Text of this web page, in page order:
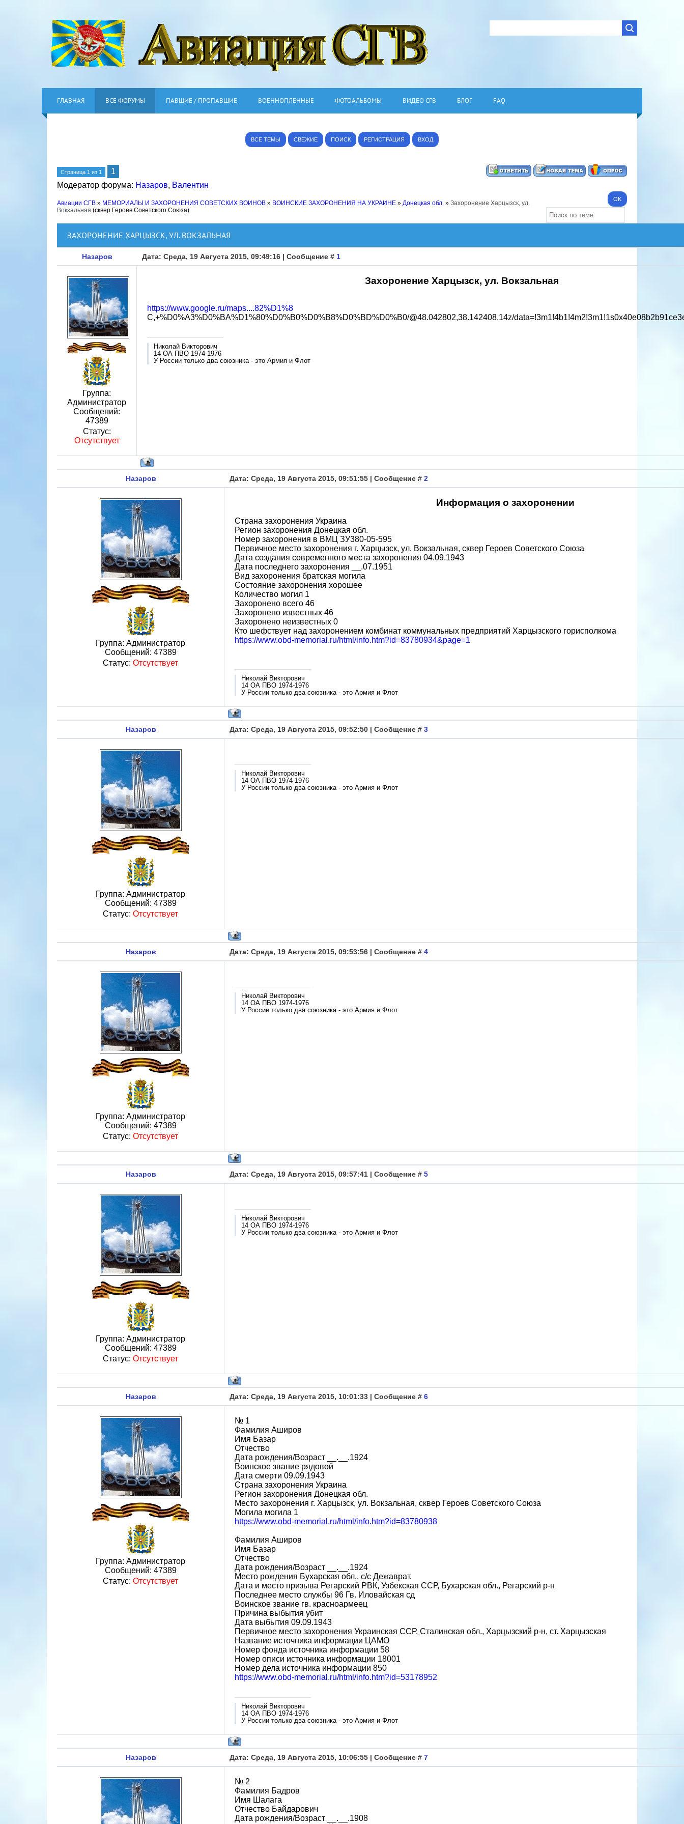
ГЛАВНАЯ ВСЕ ФОРУМЫ ПАВШИЕ / ПРОПАВШИЕ ВОЕННОПЛЕННЫЕ ФОТОАЛЬБОМЫ ВИДЕО СГВ БЛОГ FAQ
ВСЕ ТЕМЫ СВЕЖИЕ ПОИСК РЕГИСТРАЦИЯ ВХОД
Страница 1 из 1
1
Модератор форума: Назаров, Валентин
Авиации СГВ » МЕМОРИАЛЫ И ЗАХОРОНЕНИЯ СОВЕТСКИХ ВОИНОВ » ВОИНСКИЕ ЗАХОРОНЕНИЯ НА УКРАИНЕ » Донецкая обл. » Захоронение Харцызск, ул.
Вокзальная (сквер Героев Советского Союза)
ЗАХОРОНЕНИЕ ХАРЦЫЗСК, УЛ. ВОКЗАЛЬНАЯ
Назаров Дата: Среда, 19 Августа 2015, 09:49:16 | Сообщение # 1
Группа:
Администратор
Сообщений:
47389
Статус:
Отсутствует
Захоронение Харцызск, ул. Вокзальная
https://www.google.ru/maps....82%D1%8
C,+%D0%A3%D0%BA%D1%80%D0%B0%D0%B8%D0%BD%D0%B0/@48.042802,38.142408,14z/
Николай Викторович
14 ОА ПВО 1974-1976
У России только два союзника - это Армия и Флот
Назаров Дата: Среда, 19 Августа 2015, 09:51:55 | Сообщение # 2
Группа: Администратор
Сообщений: 47389
Статус: Отсутствует
Информация о захоронении
Страна захоронения Украина
Регион захоронения Донецкая обл.
Номер захоронения в ВМЦ ЗУ380-05-595
Первичное место захоронения г. Харцызск, ул. Вокзальная, сквер Героев Советского Союза
Дата создания современного места захоронения 04.09.1943
Дата последнего захоронения __.07.1951
Вид захоронения братская могила
Состояние захоронения хорошее
Количество могил 1
Захоронено всего 46
Захоронено известных 46
Захоронено неизвестных 0
Кто шефствует над захоронением комбинат коммунальных предприятий Харцызского горисполкома
https://www.obd-memorial.ru/html/info.htm?id=83780934&page=1
Николай Викторович
14 ОА ПВО 1974-1976
У России только два союзника - это Армия и Флот
Назаров Дата: Среда, 19 Августа 2015, 09:52:50 | Сообщение # 3
Группа: Администратор
Сообщений: 47389
Статус: Отсутствует
Николай Викторович
14 ОА ПВО 1974-1976
У России только два союзника - это Армия и Флот
Назаров Дата: Среда, 19 Августа 2015, 09:53:56 | Сообщение # 4
Группа: Администратор
Сообщений: 47389
Статус: Отсутствует
Николай Викторович
14 ОА ПВО 1974-1976
У России только два союзника - это Армия и Флот
Назаров Дата: Среда, 19 Августа 2015, 09:57:41 | Сообщение # 5
Группа: Администратор
Сообщений: 47389
Статус: Отсутствует
Николай Викторович
14 ОА ПВО 1974-1976
У России только два союзника - это Армия и Флот
Назаров Дата: Среда, 19 Августа 2015, 10:01:33 | Сообщение # 6
Группа: Администратор
Сообщений: 47389
Статус: Отсутствует
№ 1
Фамилия Аширов
Имя Базар
Отчество
Дата рождения/Возраст __.__.1924
Воинское звание рядовой
Дата смерти 09.09.1943
Страна захоронения Украина
Регион захоронения Донецкая обл.
Место захоронения г. Харцызск, ул. Вокзальная, сквер Героев Советского Союза
Могила могила 1
https://www.obd-memorial.ru/html/info.htm?id=83780938
Фамилия Аширов
Имя Базар
Отчество
Дата рождения/Возраст __.__.1924
Место рождения Бухарская обл., с/с Дежаврат.
Дата и место призыва Регарский РВК, Узбекская ССР, Бухарская обл., Регарский р-н
Последнее место службы 96 Гв. Иловайская сд
Воинское звание гв. красноармеец
Причина выбытия убит
Дата выбытия 09.09.1943
Первичное место захоронения Украинская ССР, Сталинская обл., Харцызский р-н, ст. Харцызская
Название источника информации ЦАМО
Номер фонда источника информации 58
Номер описи источника информации 18001
Номер дела источника информации 850
https://www.obd-memorial.ru/html/info.htm?id=53178952
Николай Викторович
14 ОА ПВО 1974-1976
У России только два союзника - это Армия и Флот
Назаров Дата: Среда, 19 Августа 2015, 10:06:55 | Сообщение # 7
№ 2
Фамилия Бадров
Имя Шалага
Отчество Байдарович
Дата рождения/Возраст __.__.1908